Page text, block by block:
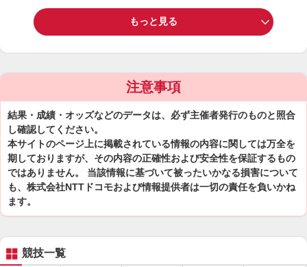
もっと見る
注意事項
結果・成績・オッズなどのデータは、必ず主催者発行のものと照合
し確認してください。
本サイトのページ上に掲載されている情報の内容に関しては万全を
期しておりますが、その内容の正確性および安全性を保証するもの
ではありません。 当該情報に基づいて被ったいかなる損害について
も、株式会社NTTドコモおよび情報提供者は一切の責任を負いかね
ます。
競技一覧